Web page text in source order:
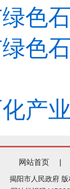
色
色
产
网站首页 |
揭阳市人民政府